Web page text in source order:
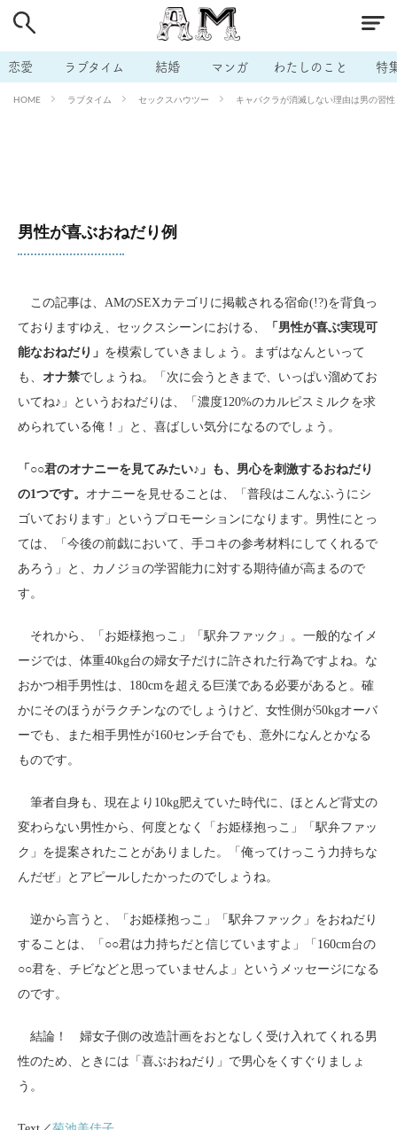
恋愛 ラブタイム 結婚 マンガ わたしのこと 特
HOME ラブタイム セックスハウツー キャバクラが消滅しない理由は男の習
男性が喜ぶおねだり例
この記事は、AMのSEXカテゴリに掲載される宿命(!?)を背負っ
ておりますゆえ、セックスシーンにおける、
「男性が喜ぶ実現可
能なおねだり」 を模索していきましょう。まずはなんといって
も、 オナ禁でしょうね。「次に会うときまで、いっぱい溜めてお
いてね♪」というおねだりは、「濃度120%のカルピスミルクを求
められている俺！」と、喜ばしい気分になるのでしょう。
「○○君のオナニーを見てみたい♪」も、男心を刺激するおねだり
の1つです。 オナニーを見せることは、「普段はこんなふうにシ
ゴいております」というプロモーションになります。男性にとっ
ては、「今後の前戯において、手コキの参考材料にしてくれるで
あろう」と、カノジョの学習能力に対する期待値が高まるので
す。
それから、「お姫様抱っこ」「駅弁ファック」。一般的なイメ
ージでは、体重40kg台の婦女子だけに許された行為ですよね。な
おかつ相手男性は、180cmを超える巨漢である必要があると。確
かにそのほうがラクチンなのでしょうけど、女性側が50kgオーバ
ーでも、また相手男性が160センチ台でも、意外になんとかなる
ものです。
筆者自身も、現在より10kg肥えていた時代に、ほとんど背丈の
変わらない男性から、何度となく「お姫様抱っこ」「駅弁ファッ
ク」を提案されたことがありました。「俺ってけっこう力持ちな
んだぜ」とアピールしたかったのでしょうね。
逆から言うと、「お姫様抱っこ」「駅弁ファック」をおねだり
することは、「○○君は力持ちだと信じていますよ」「160cm台の
○○君を、チビなどと思っていませんよ」というメッセージになる
のです。
結論！ 婦女子側の改造計画をおとなしく受け入れてくれる男
性のため、ときには「喜ぶおねだり」で男心をくすぐりましょ
う。
# 男の本音 # セフレ
# 不倫 # 出会う方法 # マッチングアプリ
# ラブグッズ # イケない